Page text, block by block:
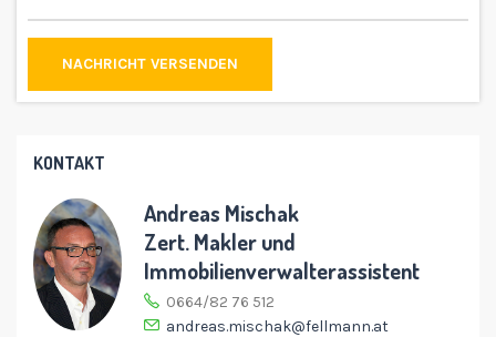
NACHRICHT VERSENDEN
KONTAKT
Andreas Mischak
Zert. Makler und
Immobilienverwalterassistent
0664/82 76 512
andreas.mischak@fellmann.at